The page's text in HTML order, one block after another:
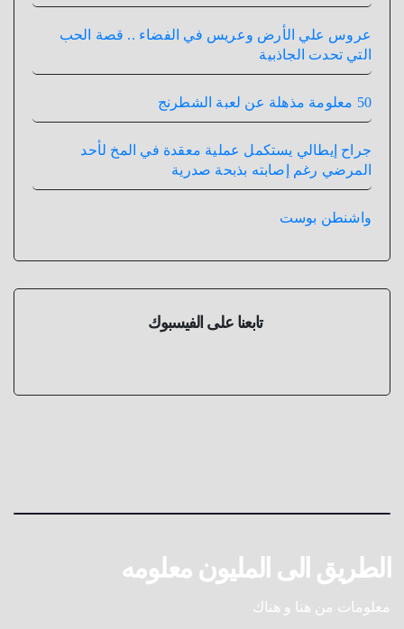
عروس علي الأرض وعريس في الفضاء .. قصة الحب
التي تحدت الجاذبية
50 معلومة مذهلة عن لعبة الشطرنج
جراح إيطالي يستكمل عملية معقدة في المخ لأحد
المرضي رغم إصابته بذبحة صدرية
واشنطن بوست
تابعنا على الفيسبوك
الطريق الى المليون معلومه
معلومات من هنا و هناك